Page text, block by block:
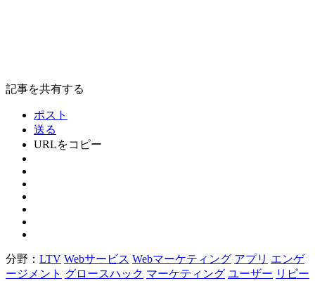
記事を共有する
ポスト
送る
URLをコピー
分野： LTV Webサービス Webマーケティング アプリ エンゲ
ージメント グロースハック マーケティング ユーザー リピー